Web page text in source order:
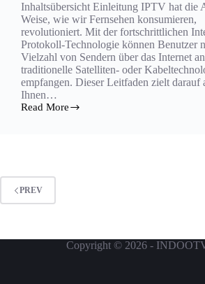
Inhaltsübersicht Einleitung IPTV hat die
Weise, wie wir Fernsehen konsumieren,
revolutioniert. Mit der fortschrittlichen
Protokoll-Technologie können Benutzer
Vielzahl von Sendern über das Internet
traditionelle Satelliten- oder
empfangen. Dieser Leitfaden zielt darauf
Ihnen…
Read More
PREV
Copyright © 2026 -